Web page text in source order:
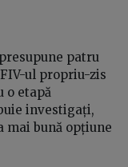
patru
ul propriu-zis
o etapă
investigați,
mai bună opțiune